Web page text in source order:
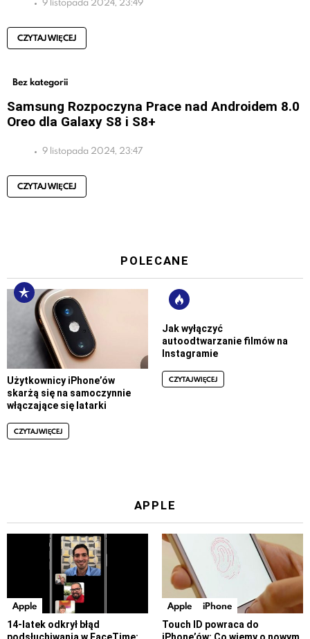
CZYTAJ WIĘCEJ
Bez kategorii
Samsung Rozpoczyna Prace nad Androidem 8.0
Oreo dla Galaxy S8 i S8+
9 listopada 2024, 23:47
CZYTAJ WIĘCEJ
POLECANE
Użytkownicy iPhone’ów
skarżą się na samoczynnie
włączające się latarki
CZYTAJ WIĘCEJ
Jak wyłączyć
autoodtwarzanie filmów na
Instagramie
CZYTAJ WIĘCEJ
APPLE
Apple
14-latek odkrył błąd
Apple iPhone
Touch ID powraca do